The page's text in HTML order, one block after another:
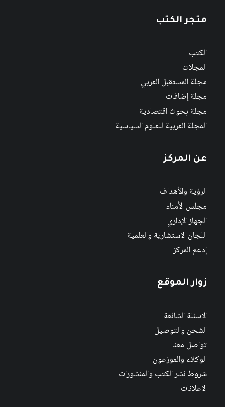
متجر الكتب
الكتب
المجلات
مجلة المستقبل العربي
مجلة إضافات
مجلة بحوث اقتصادية
المجلة العربية للعلوم السياسية
عن المركز
الرؤية والأهداف
مجلس الأمناء
الجهاز الإداري
اللجان الاستشارية والعلمية
إدعم المركز
زوار الموقع
الاسئلة الشائعة
الشحن والتوصيل
تواصل معنا
الوكلاء والموزعون
شروط نشر الكتب والمنشورات
الاعلانات